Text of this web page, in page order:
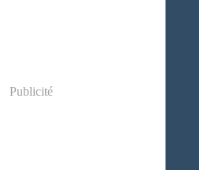
Publicité